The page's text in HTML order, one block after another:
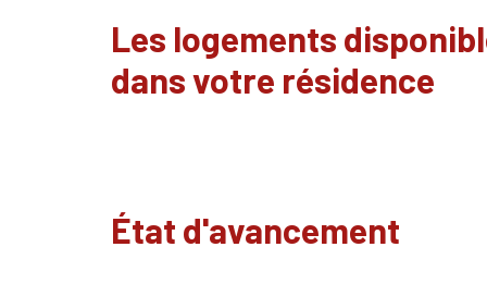
Les logements
dans votre résidence
État d'avancement